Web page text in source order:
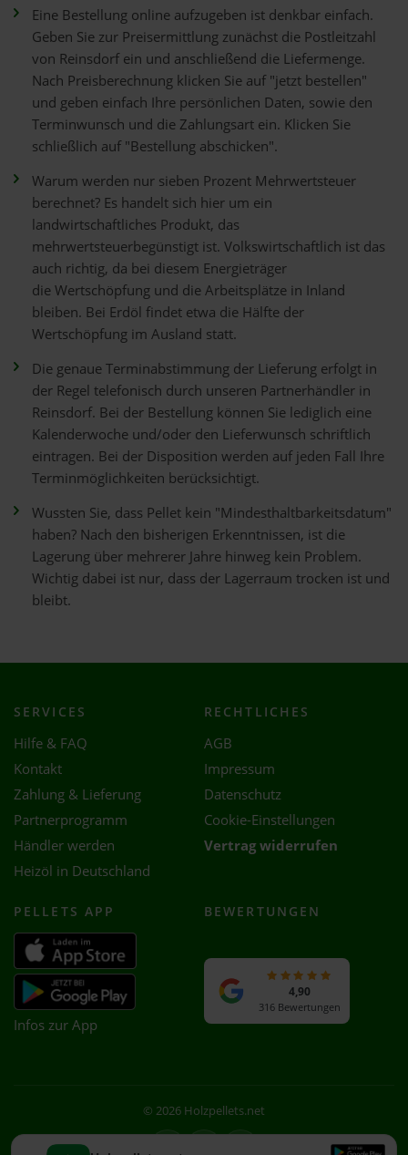
Eine Bestellung online aufzugeben ist denkbar einfach.
Geben Sie zur Preisermittlung zunächst die Postleitzahl
von Reinsdorf ein und anschließend die Liefermenge.
Nach Preisberechnung klicken Sie auf "jetzt bestellen"
und geben einfach Ihre persönlichen Daten, sowie den
Terminwunsch und die Zahlungsart ein. Klicken Sie
schließlich auf "Bestellung abschicken".
Warum werden nur sieben Prozent Mehrwertsteuer
berechnet? Es handelt sich hier um ein
landwirtschaftliches Produkt, das
mehrwertsteuerbegünstigt ist. Volkswirtschaftlich ist das
auch richtig, da bei diesem Energieträger
die Wertschöpfung und die Arbeitsplätze in Inland
bleiben. Bei Erdöl findet etwa die Hälfte der
Wertschöpfung im Ausland statt.
Die genaue Terminabstimmung der Lieferung erfolgt in
der Regel telefonisch durch unseren Partnerhändler in
Reinsdorf. Bei der Bestellung können Sie lediglich eine
Kalenderwoche und/oder den Lieferwunsch schriftlich
eintragen. Bei der Disposition werden auf jeden Fall Ihre
Terminmöglichkeiten berücksichtigt.
Wussten Sie, dass Pellet kein "Mindesthaltbarkeitsdatum"
haben? Nach den bisherigen Erkenntnissen, ist die
Lagerung über mehrerer Jahre hinweg kein Problem.
Wichtig dabei ist nur, dass der Lagerraum trocken ist und
bleibt.
SERVICES
Hilfe & FAQ
Kontakt
Zahlung & Lieferung
Partnerprogramm
Händler werden
Heizöl in Deutschland
RECHTLICHES
AGB
Impressum
Datenschutz
Cookie-Einstellungen
Vertrag widerrufen
PELLETS APP
Infos zur App
BEWERTUNGEN
4,90
316 Bewertungen
© 2026 Holzpellets.net